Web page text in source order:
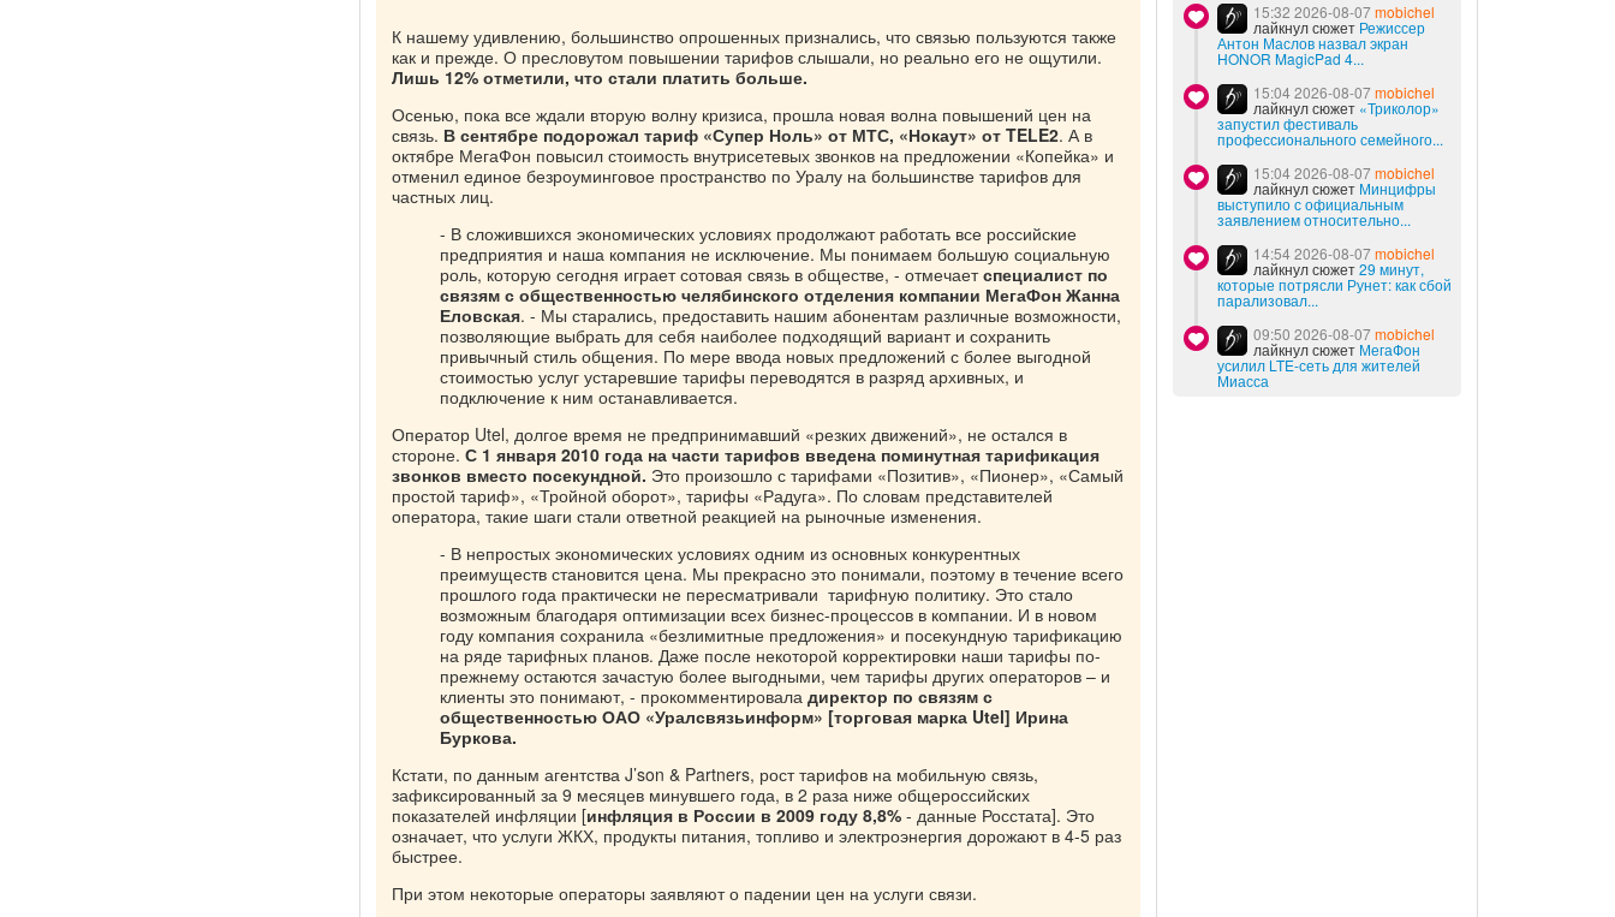
К нашему удивлению, большинство опрошенных признались, что связью пользуются также
как и прежде. О пресловутом повышении тарифов слышали, но реально его не ощутили.
Лишь 12% отметили, что стали платить больше.
Осенью, пока все ждали вторую волну кризиса, прошла новая волна повышений цен на
связь. В сентябре подорожал тариф «Супер Ноль» от МТС, «Нокаут» от TELE2. А в
октябре МегаФон повысил стоимость внутрисетевых звонков на предложении «Копейка» и
отменил единое безроуминговое пространство по Уралу на большинстве тарифов для
частных лиц.
- В сложившихся экономических условиях продолжают работать все российские
предприятия и наша компания не исключение. Мы понимаем большую социальную
роль, которую сегодня играет сотовая связь в обществе, - отмечаетспециалист по
связям с общественностью челябинского отделения компании МегаФон Жанна
Еловская. - Мы старались, предоставить нашим абонентам различные возможности,
позволяющие выбрать для себя наиболее подходящий вариант и сохранить
привычный стиль общения. По мере ввода новых предложений с более выгодной
стоимостью услуг устаревшие тарифы переводятся в разряд архивных, и
подключение к ним останавливается.
Оператор Utel, долгое время не предпринимавший «резких движений», не остался в
стороне. С 1 января 2010 года на части тарифов введена поминутная тарификация
звонков вместо посекундной. Это произошло с тарифами «Позитив», «Пионер», «Самый
простой тариф», «Тройной оборот», тарифы «Радуга». По словам представителей
оператора, такие шаги стали ответной реакцией на рыночные изменения.
- В непростых экономических условиях одним из основных конкурентных
преимуществ становится цена. Мы прекрасно это понимали, поэтому в течение всего
прошлого года практически не пересматривали тарифную политику. Это стало
возможным благодаря оптимизации всех бизнес-процессов в компании. И в новом
году компания сохранила «безлимитные предложения» и посекундную тарификацию
на ряде тарифных планов. Даже после некоторой корректировки наши тарифы по-
прежнему остаются зачастую более выгодными, чем тарифы других операторов – и
клиенты это понимают, - прокомментировала директор по связям с
общественностью ОАО «Уралсвязьинформ» [торговая марка Utel] Ирина
Буркова.
Кстати, по данным агентства J’son & Partners, рост тарифов на мобильную связь,
зафиксированный за 9 месяцев минувшего года, в 2 раза ниже общероссийских
показателей инфляции [инфляция в России в 2009 году 8,8% - данные Росстата]. Это
означает, что услуги ЖКХ, продукты питания, топливо и электроэнергия дорожают в 4-5 раз
быстрее.
При этом некоторые операторы заявляют о падении цен на услуги связи.
15:32 2026-08-07mobichel
лайкнул сюжет Режиссер
Антон Маслов назвал экран
HONOR MagicPad 4...
15:04 2026-08-07mobichel
лайкнул сюжет «Триколор»
запустил фестиваль
профессионального семейного...
15:04 2026-08-07mobichel
лайкнул сюжет Минцифры
выступило с официальным
заявлением относительно...
14:54 2026-08-07mobichel
лайкнул сюжет29 минут,
которые потрясли Рунет: как сбой
парализовал...
09:50 2026-08-07mobichel
лайкнул сюжет МегаФон
усилил LTE-сеть для жителей
Миасса